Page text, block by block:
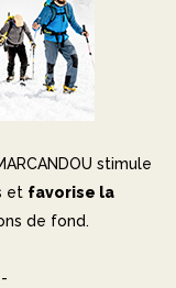
stimule
et favorise la
de fond.